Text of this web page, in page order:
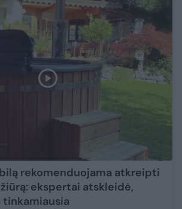
rekomenduojama atkreipti
ekspertai atskleidė,
tinkamiausia